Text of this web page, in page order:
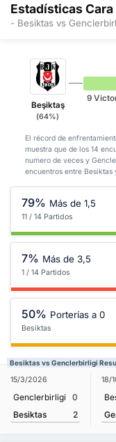
Estadísticas
- Besiktas vs
Beşiktaş
(64%)
9
El récord de
muestra que de los 14
numero de veces y
encuentros entre
79% Más de 1,5
11 / 14 Partidos
7% Más de 3,5
1 / 14 Partidos
50% Porterías a 0
Besiktas
Besiktas vs Genclerbirligi
15/3/2026
Genclerbirligi
0
Besiktas
2
18/